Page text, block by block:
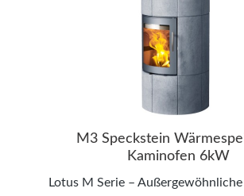
M3 Speckstein
Kaminofen 6kW
Lotus M Serie –